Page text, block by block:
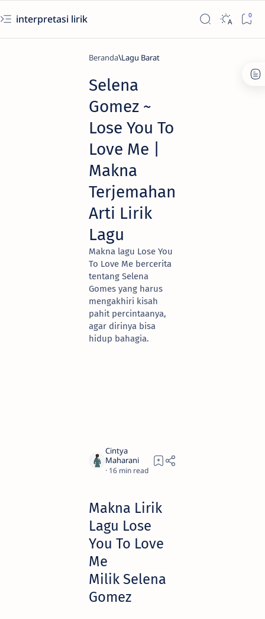
interpretasi lirik
Beranda Lagu Barat
Selena
Gomez ~
Lose You To
Love Me |
Makna
Terjemahan
Arti Lirik
Lagu
Makna lagu Lose You
To Love Me bercerita
tentang Selena
Gomes yang harus
mengakhiri kisah
pahit percintaanya,
agar dirinya bisa
hidup bahagia.
16
Makna Lirik
Lagu Lose
You To Love
Me
Milik Selena
Gomez